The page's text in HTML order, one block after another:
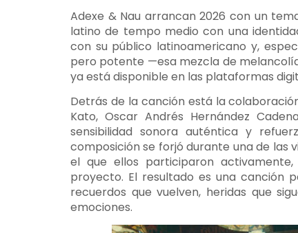
Adexe & Nau arrancan 2026 con un
latino de tempo medio con una
con su público latinoamericano y,
pero potente —esa mezcla de
ya está disponible en las plataformas
Detrás de la canción está la
Kato, Oscar Andrés Hernández
sensibilidad sonora auténtica y
composición se forjó durante una de las
el que ellos participaron
proyecto. El resultado es una canción
recuerdos que vuelven, heridas que
emociones.